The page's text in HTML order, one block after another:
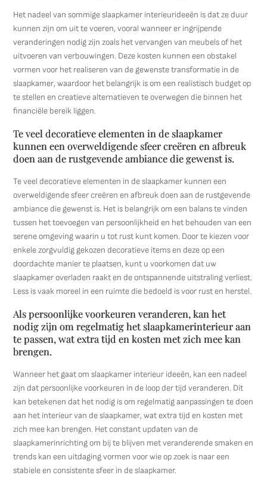
Het nadeel van sommige slaapkamer interieurideeën is dat ze duur
kunnen zijn om uit te voeren, vooral wanneer er ingrijpende
veranderingen nodig zijn zoals het vervangen van meubels of het
uitvoeren van verbouwingen. Deze kosten kunnen een obstakel
vormen voor het realiseren van de gewenste transformatie in de
slaapkamer, waardoor het belangrijk is om een realistisch budget op
te stellen en creatieve alternatieven te overwegen die binnen het
financiële bereik liggen.
Te veel decoratieve elementen in de slaapkamer
kunnen een overweldigende sfeer creëren en afbreuk
doen aan de rustgevende ambiance die gewenst is.
Te veel decoratieve elementen in de slaapkamer kunnen een
overweldigende sfeer creëren en afbreuk doen aan de rustgevende
ambiance die gewenst is. Het is belangrijk om een balans te vinden
tussen het toevoegen van persoonlijkheid en het behouden van een
serene omgeving waarin u tot rust kunt komen. Door te kiezen voor
enkele zorgvuldig gekozen decoratieve items en deze op een
doordachte manier te plaatsen, kunt u voorkomen dat uw
slaapkamer overladen raakt en de ontspannende uitstraling verliest.
Less is vaak moreel in een ruimte die bedoeld is voor rust en herstel.
Als persoonlijke voorkeuren veranderen, kan het
nodig zijn om regelmatig het slaapkamerinterieur aan
te passen, wat extra tijd en kosten met zich mee kan
brengen.
Wanneer het gaat om slaapkamer interieur ideeën, kan een nadeel
zijn dat persoonlijke voorkeuren in de loop der tijd veranderen. Dit
kan betekenen dat het nodig is om regelmatig aanpassingen te doen
aan het interieur van de slaapkamer, wat extra tijd en kosten met
zich mee kan brengen. Het constant updaten van de
slaapkamerinrichting om bij te blijven met veranderende smaken en
trends kan een uitdaging vormen voor wie op zoek is naar een
stabiele en consistente sfeer in de slaapkamer.